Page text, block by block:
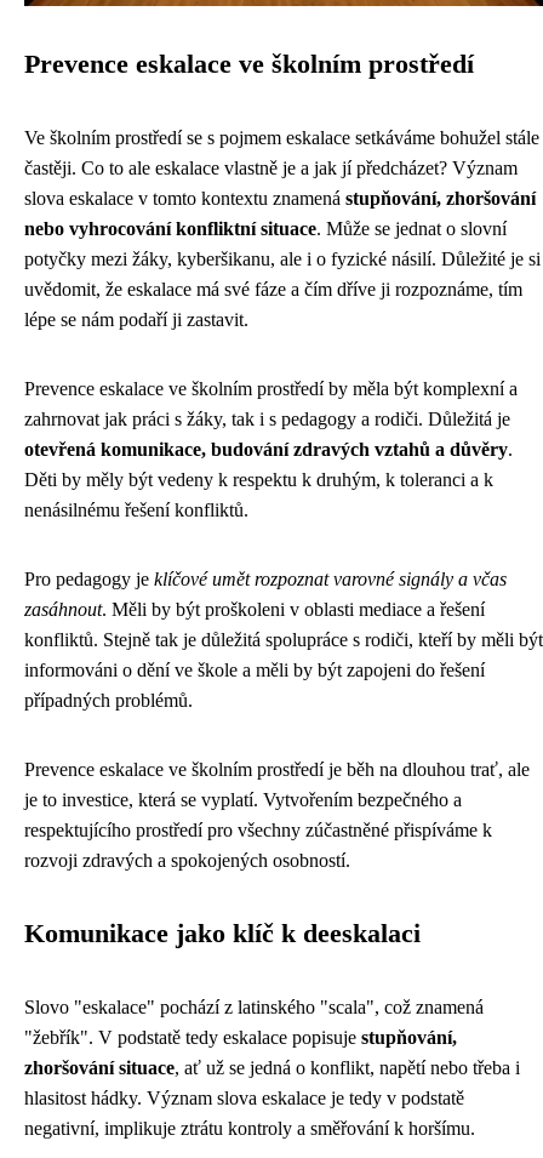
Prevence eskalace ve školním prostředí
Ve školním prostředí se s pojmem eskalace setkáváme bohužel stále
častěji. Co to ale eskalace vlastně je a jak jí předcházet? Význam
slova eskalace v tomto kontextu znamená stupňování, zhoršování
nebo vyhrocování konfliktní situace. Může se jednat o slovní
potyčky mezi žáky, kyberšikanu, ale i o fyzické násilí. Důležité je si
uvědomit, že eskalace má své fáze a čím dříve ji rozpoznáme, tím
lépe se nám podaří ji zastavit.
Prevence eskalace ve školním prostředí by měla být komplexní a
zahrnovat jak práci s žáky, tak i s pedagogy a rodiči. Důležitá je
otevřená komunikace, budování zdravých vztahů a důvěry.
Děti by měly být vedeny k respektu k druhým, k toleranci a k
nenásilnému řešení konfliktů.
Pro pedagogy je klíčové umět rozpoznat varovné signály a včas
zasáhnout. Měli by být proškoleni v oblasti mediace a řešení
konfliktů. Stejně tak je důležitá spolupráce s rodiči, kteří by měli být
informováni o dění ve škole a měli by být zapojeni do řešení
případných problémů.
Prevence eskalace ve školním prostředí je běh na dlouhou trať, ale
je to investice, která se vyplatí. Vytvořením bezpečného a
respektujícího prostředí pro všechny zúčastněné přispíváme k
rozvoji zdravých a spokojených osobností.
Komunikace jako klíč k deeskalaci
Slovo "eskalace" pochází z latinského "scala", což znamená
"žebřík". V podstatě tedy eskalace popisuje stupňování,
zhoršování situace, ať už se jedná o konflikt, napětí nebo třeba i
hlasitost hádky. Význam slova eskalace je tedy v podstatě
negativní, implikuje ztrátu kontroly a směřování k horšímu.